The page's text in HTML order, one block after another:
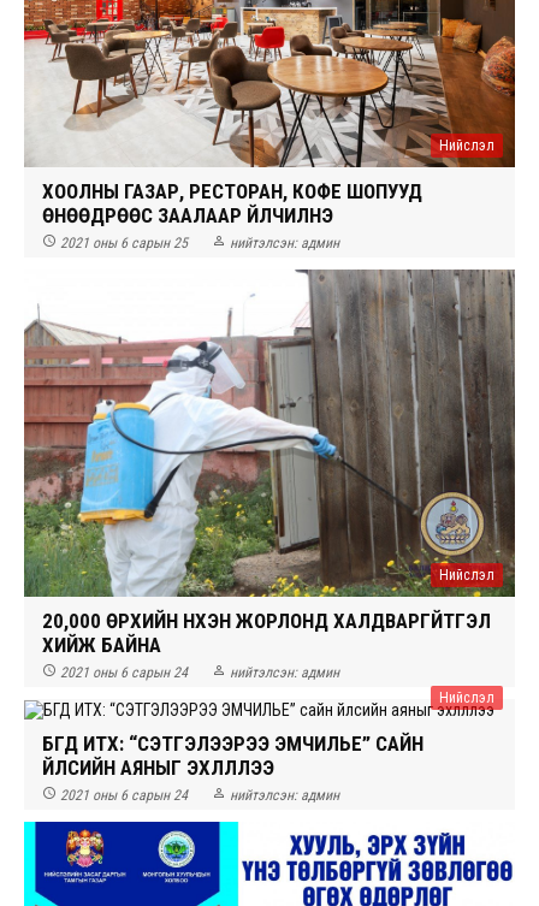
Нийслэл
ХООЛНЫ ГАЗАР, РЕСТОРАН, КОФЕ ШОПУУД
ӨНӨӨДРӨӨС ЗААЛААР ҮЙЛЧИЛНЭ
 2021 оны 6 сарын 25  нийтэлсэн: админ
Нийслэл
20,000 ӨРХИЙН НҮХЭН ЖОРЛОНД ХАЛДВАРГҮЙТГЭЛ
ХИЙЖ БАЙНА
 2021 оны 6 сарын 24  нийтэлсэн: админ
Нийслэл
БГД ИТХ: “СЭТГЭЛЭЭРЭЭ ЭМЧИЛЬЕ” САЙН
ҮЙЛСИЙН АЯНЫГ ЭХЛҮҮЛЛЭЭ
 2021 оны 6 сарын 24  нийтэлсэн: админ